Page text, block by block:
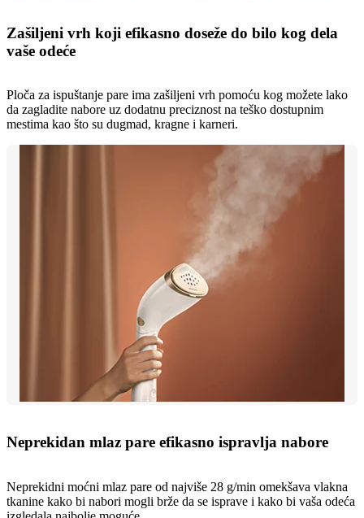
Zašiljeni vrh koji efikasno doseže do bilo kog dela
vaše odeće
Ploča za ispuštanje pare ima zašiljeni vrh pomoću kog možete lako
da zagladite nabore uz dodatnu preciznost na teško dostupnim
mestima kao što su dugmad, kragne i karneri.
Neprekidan mlaz pare efikasno ispravlja nabore
Neprekidni moćni mlaz pare od najviše 28 g/min omekšava vlakna
tkanine kako bi nabori mogli brže da se isprave i kako bi vaša odeća